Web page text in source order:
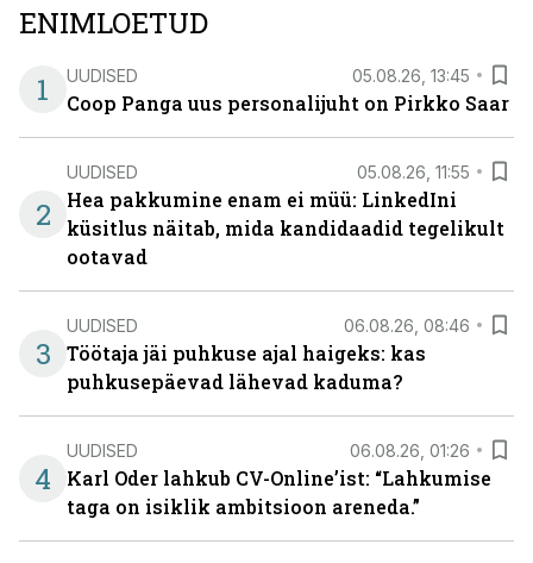
ENIMLOETUD
1
UUDISED 05.08.26, 13:45
Coop Panga uus personalijuht on Pirkko Saar
2
UUDISED 05.08.26, 11:55
Hea pakkumine enam ei müü: LinkedIni
küsitlus näitab, mida kandidaadid tegelikult
ootavad
3
UUDISED 06.08.26, 08:46
Töötaja jäi puhkuse ajal haigeks: kas
puhkusepäevad lähevad kaduma?
4
UUDISED 06.08.26, 01:26
Karl Oder lahkub CV-Online’ist: “Lahkumise
taga on isiklik ambitsioon areneda.”